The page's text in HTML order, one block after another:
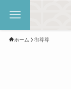
ホーム 御尊尊